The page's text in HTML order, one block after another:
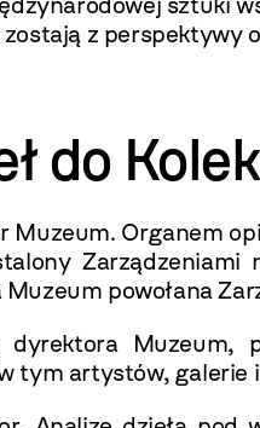
z
do
Muzeum. Organem
powołana
dyrektora
tym artystów, galerie